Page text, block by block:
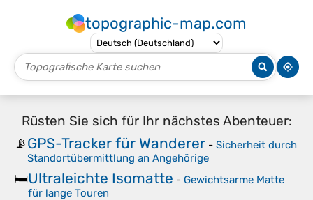
topographic-map.com
Rüsten Sie sich für Ihr nächstes Abenteuer:
📡GPS-Tracker für Wanderer - Sicherheit durch
Standortübermittlung an Angehörige
🛏️Ultraleichte Isomatte - Gewichtsarme Matte
für lange Touren